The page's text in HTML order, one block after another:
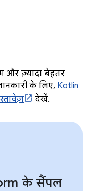
और ज़्यादा बेहतर
के लिए, Kotlin
देखें.
के सैंपल